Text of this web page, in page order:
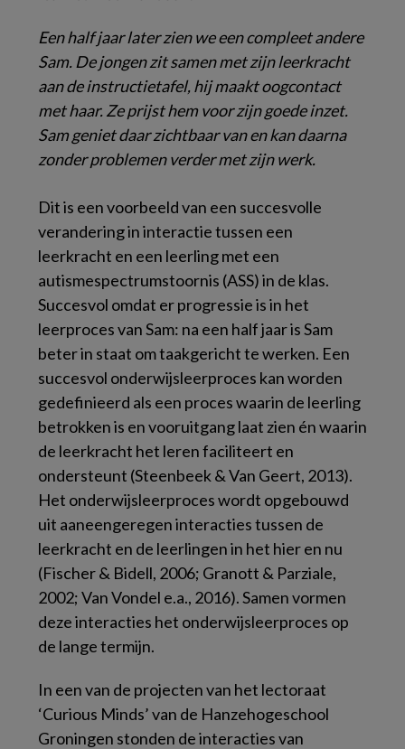
Een half jaar later zien we een compleet andere
Sam. De jongen zit samen met zijn leerkracht
aan de instructietafel, hij maakt oogcontact
met haar. Ze prijst hem voor zijn goede inzet.
Sam geniet daar zichtbaar van en kan daarna
zonder problemen verder met zijn werk.
Dit is een voorbeeld van een succesvolle
verandering in interactie tussen een
leerkracht en een leerling met een
autismespectrumstoornis (ASS) in de klas.
Succesvol omdat er progressie is in het
leerproces van Sam: na een half jaar is Sam
beter in staat om taakgericht te werken. Een
succesvol onderwijsleerproces kan worden
gedefinieerd als een proces waarin de leerling
betrokken is en vooruitgang laat zien én waarin
de leerkracht het leren faciliteert en
ondersteunt (Steenbeek & Van Geert, 2013).
Het onderwijsleerproces wordt opgebouwd
uit aaneengeregen interacties tussen de
leerkracht en de leerlingen in het hier en nu
(Fischer & Bidell, 2006; Granott & Parziale,
2002; Van Vondel e.a., 2016). Samen vormen
deze interacties het onderwijsleerproces op
de lange termijn.
In een van de projecten van het lectoraat
‘Curious Minds’ van de Hanzehogeschool
Groningen stonden de interacties van